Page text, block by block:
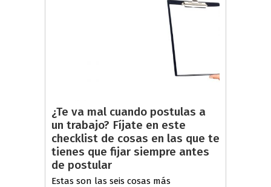
¿Te va mal cuando postulas a
un trabajo? Fíjate en este
checklist de cosas en las que te
tienes que fijar siempre antes
de postular
Estas son las seis cosas más